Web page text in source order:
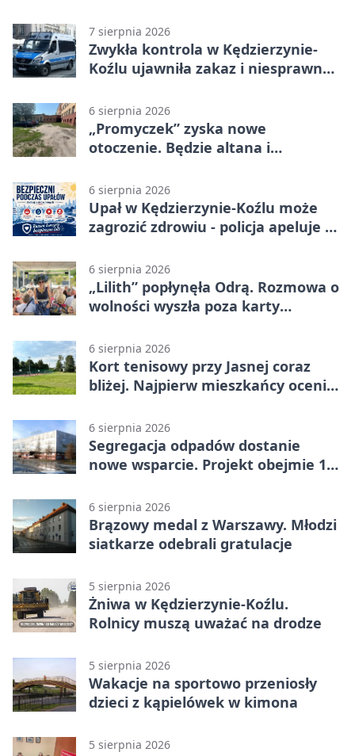
7 sierpnia 2026
Zwykła kontrola w Kędzierzynie-
Koźlu ujawniła zakaz i niesprawne
6 sierpnia 2026
„Promyczek” zyska nowe
otoczenie. Będzie altana i
6 sierpnia 2026
Upał w Kędzierzynie-Koźlu może
zagrozić zdrowiu - policja apeluje o
6 sierpnia 2026
„Lilith” popłynęła Odrą. Rozmowa o
wolności wyszła poza karty
6 sierpnia 2026
Kort tenisowy przy Jasnej coraz
bliżej. Najpierw mieszkańcy ocenią
6 sierpnia 2026
Segregacja odpadów dostanie
nowe wsparcie. Projekt obejmie 15
6 sierpnia 2026
Brązowy medal z Warszawy. Młodzi
siatkarze odebrali gratulacje
5 sierpnia 2026
Żniwa w Kędzierzynie-Koźlu.
Rolnicy muszą uważać na drodze
5 sierpnia 2026
Wakacje na sportowo przeniosły
dzieci z kąpielówek w kimona
5 sierpnia 2026